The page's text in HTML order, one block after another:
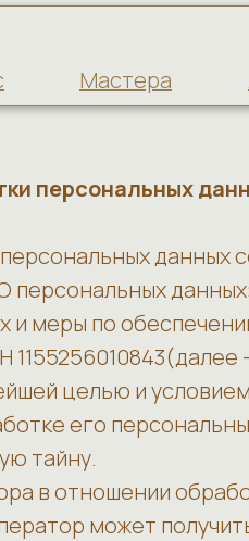
Мастера
персональных
данных
персональных
и меры по
целью и
его
тайну.
в отношении
может